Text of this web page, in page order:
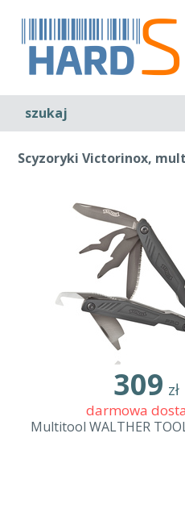
szukaj
Scyzoryki Victorinox,
309 zł
darmowa
Multitool WALTHER